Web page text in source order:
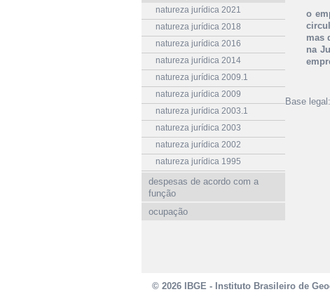
natureza jurídica 2021
natureza jurídica 2018
natureza jurídica 2016
natureza jurídica 2014
natureza jurídica 2009.1
natureza jurídica 2009
natureza jurídica 2003.1
natureza jurídica 2003
natureza jurídica 2002
natureza jurídica 1995
despesas de acordo com a
função
ocupação
o
mas
na
Base
© 2026 IBGE - Instituto Brasileiro de